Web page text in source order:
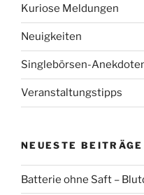
Kuriose Meldungen
Neuigkeiten
Singlebörsen-
Veranstaltungstipps
NEUESTE BEITRÄGE
Batterie ohne Saft –